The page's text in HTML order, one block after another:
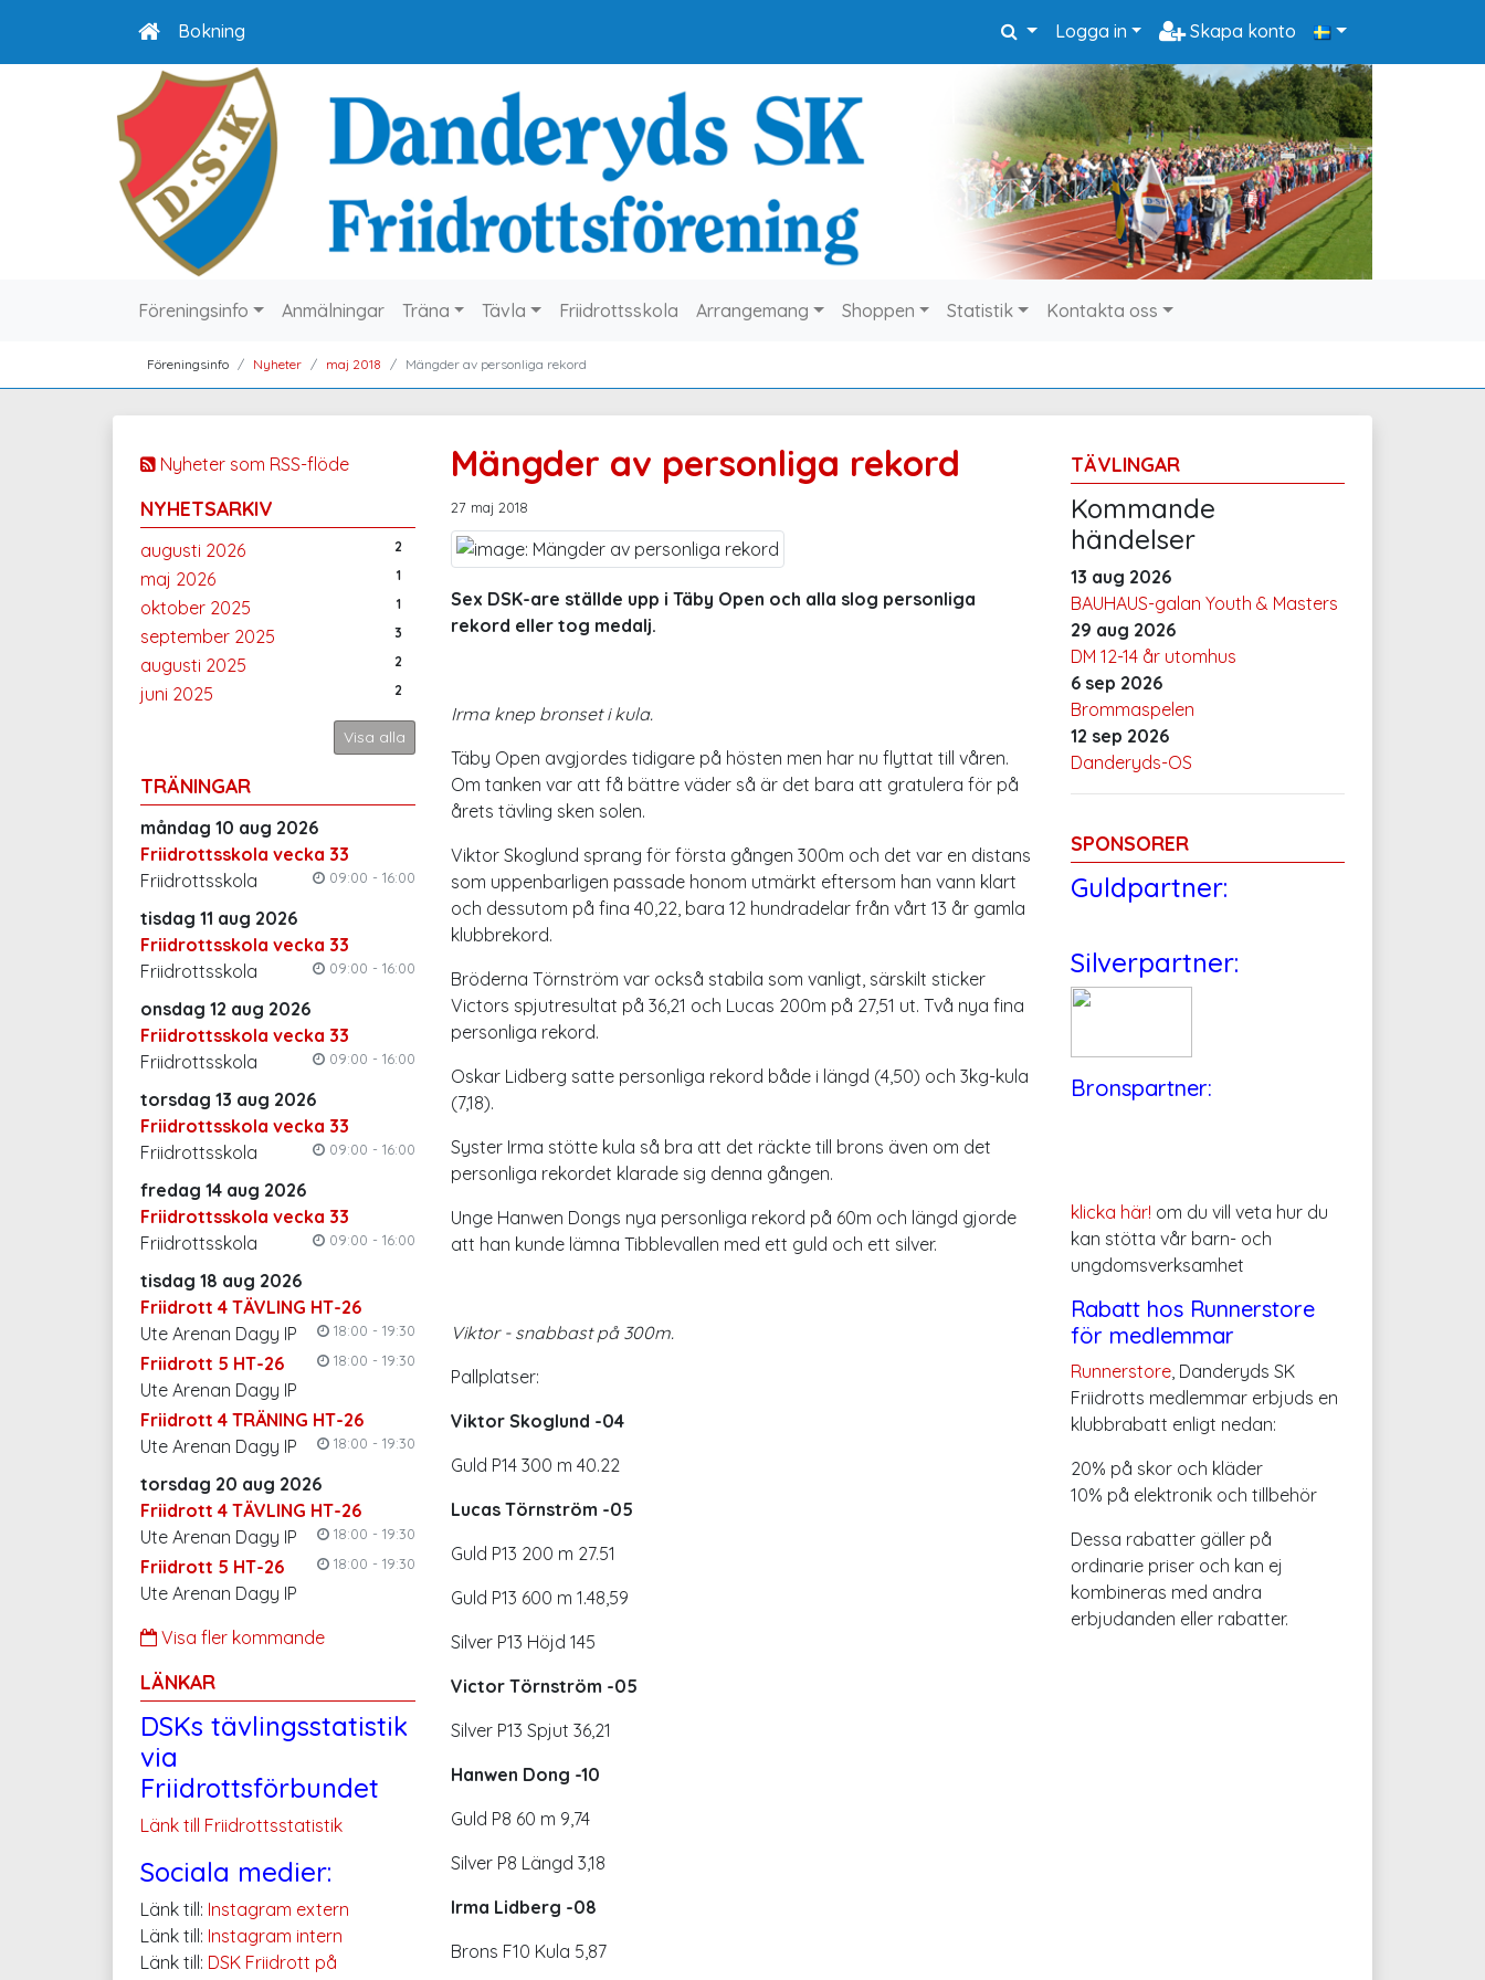
Bokning Logga in Skapa konto
Föreningsinfo Anmälningar Träna Tävla Friidrottsskola Arrangemang Shoppen Statistik Kontakta oss
Föreningsinfo Nyheter maj 2018 Mängder av personliga rekord
Nyheter som RSS-flöde
NYHETSARKIV
augusti 2026 2
maj 2026 1
oktober 2025 1
september 2025 3
augusti 2025 2
juni 2025 2
Visa alla
TRÄNINGAR
måndag 10 aug 2026
Friidrottsskola vecka 33
09:00 - 16:00
Friidrottsskola
tisdag 11 aug 2026
Friidrottsskola vecka 33
09:00 - 16:00
Friidrottsskola
onsdag 12 aug 2026
Friidrottsskola vecka 33
09:00 - 16:00
Friidrottsskola
torsdag 13 aug 2026
Friidrottsskola vecka 33
09:00 - 16:00
Friidrottsskola
fredag 14 aug 2026
Friidrottsskola vecka 33
09:00 - 16:00
Friidrottsskola
tisdag 18 aug 2026
Friidrott 4 TÄVLING HT-26
18:00 - 19:30
Ute Arenan Dagy IP
Friidrott 5 HT-26
18:00 - 19:30
Ute Arenan Dagy IP
Friidrott 4 TRÄNING HT-26
18:00 - 19:30
Ute Arenan Dagy IP
torsdag 20 aug 2026
Friidrott 4 TÄVLING HT-26
18:00 - 19:30
Ute Arenan Dagy IP
Friidrott 5 HT-26
18:00 - 19:30
Ute Arenan Dagy IP
Visa fler kommande
LÄNKAR
DSKs tävlingsstatistik
via
Friidrottsförbundet
Länk till Friidrottsstatistik
Sociala medier:
Länk till: Instagram extern
Länk till: Instagram intern
Länk till: DSK Friidrott på
Mängder av personliga rekord
27 maj 2018
Sex DSK-are ställde upp i Täby Open och alla slog personliga
rekord eller tog medalj.
Irma knep bronset i kula.
Täby Open avgjordes tidigare på hösten men har nu flyttat till våren.
Om tanken var att få bättre väder så är det bara att gratulera för på
årets tävling sken solen.
Viktor Skoglund sprang för första gången 300m och det var en distans
som uppenbarligen passade honom utmärkt eftersom han vann klart
och dessutom på fina 40,22, bara 12 hundradelar från vårt 13 år gamla
klubbrekord.
Bröderna Törnström var också stabila som vanligt, särskilt sticker
Victors spjutresultat på 36,21 och Lucas 200m på 27,51 ut. Två nya fina
personliga rekord.
Oskar Lidberg satte personliga rekord både i längd (4,50) och 3kg-kula
(7,18).
Syster Irma stötte kula så bra att det räckte till brons även om det
personliga rekordet klarade sig denna gången.
Unge Hanwen Dongs nya personliga rekord på 60m och längd gjorde
att han kunde lämna Tibblevallen med ett guld och ett silver.
Viktor - snabbast på 300m.
Pallplatser:
Viktor Skoglund -04
Guld P14 300 m 40.22
Lucas Törnström -05
Guld P13 200 m 27.51
Guld P13 600 m 1.48,59
Silver P13 Höjd 145
Victor Törnström -05
Silver P13 Spjut 36,21
Hanwen Dong -10
Guld P8 60 m 9,74
Silver P8 Längd 3,18
Irma Lidberg -08
Brons F10 Kula 5,87
TÄVLINGAR
Kommande
händelser
13 aug 2026
BAUHAUS-galan Youth & Masters
29 aug 2026
DM 12-14 år utomhus
6 sep 2026
Brommaspelen
12 sep 2026
Danderyds-OS
SPONSORER
Guldpartner:
Silverpartner:
Bronspartner:
klicka här! om du vill veta hur du
kan stötta vår barn- och
ungdomsverksamhet
Rabatt hos Runnerstore
för medlemmar
Runnerstore, Danderyds SK
Friidrotts medlemmar erbjuds en
klubbrabatt enligt nedan:
20% på skor och kläder
10% på elektronik och tillbehör
Dessa rabatter gäller på
ordinarie priser och kan ej
kombineras med andra
erbjudanden eller rabatter.